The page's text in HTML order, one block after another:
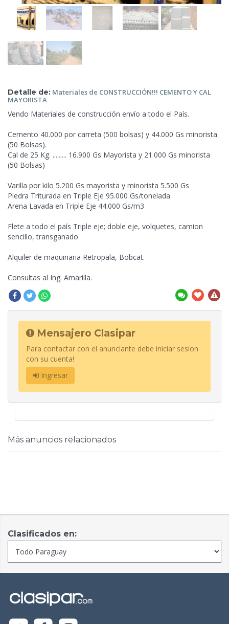
Detalle de: Materiales de CONSTRUCCIÓN!!! CEMENTO Y CAL
MAYORISTA
Vendo Materiales de construcción envío a todo el País.
Cemento 40.000 por carreta (500 bolsas) y 44.000 Gs minorista
(50 Bolsas).
Cal de 25 Kg. ......... 16.900 Gs Mayorista y 21.000 Gs minorista
(50 Bolsas)
Varilla por kilo 5.200 Gs mayorista y minorista 5.500 Gs
Piedra Triturada en Triple Eje 95.000 Gs/tonelada
Arena Lavada en Triple Eje 44.000 Gs/m3
Flete a todo el país Triple eje; doble eje, volquetes, camion
sencillo, transganado.
Alquiler de maquinaria Retropala, Bobcat.
Consultas al Ing. Amarilla.
Mensajero Clasipar
Para contactar con el anunciante debe iniciar sesion
con su cuenta!
Ingresar
Más anuncios relacionados
Clasificados en: